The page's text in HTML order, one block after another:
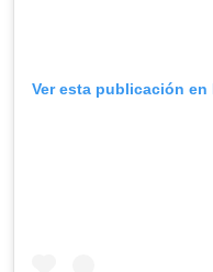
Ver esta publicación en